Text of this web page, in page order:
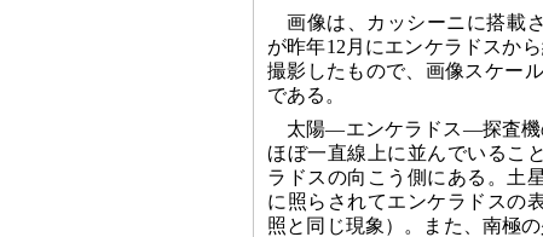
画像は、カッシーニに搭載
が昨年12月にエンケラドスか
撮影したもので、画像スケー
である。
太陽―エンケラドス―探査機
ほぼ一直線上に並んでいるこ
ラドスの向こう側にある。土
に照らされてエンケラドスの
照と同じ現象）。また、南極